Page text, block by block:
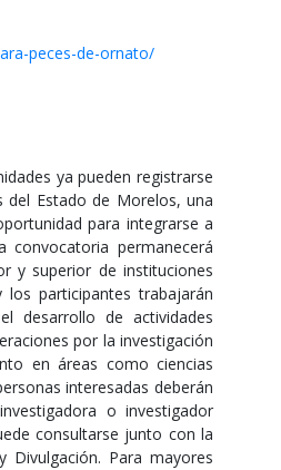
peces-de-ornato/
ya pueden registrarse
del Estado de Morelos, una
para integrarse a
convocatoria permanecerá
y superior de instituciones
participantes trabajarán
desarrollo de actividades
por la investigación
en áreas como ciencias
interesadas deberán
o investigador
consultarse junto con la
Para mayores